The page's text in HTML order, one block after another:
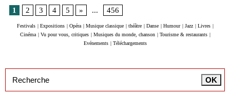
1
2 3 4 5 » ... 456
Festivals Expositions Opéra Musique classique théâtre Danse Humour Jazz Livres
Cinéma
Vu pour vous, critiques Musiques du monde, chanson Tourisme & restaurants
Evénements
Téléchargements